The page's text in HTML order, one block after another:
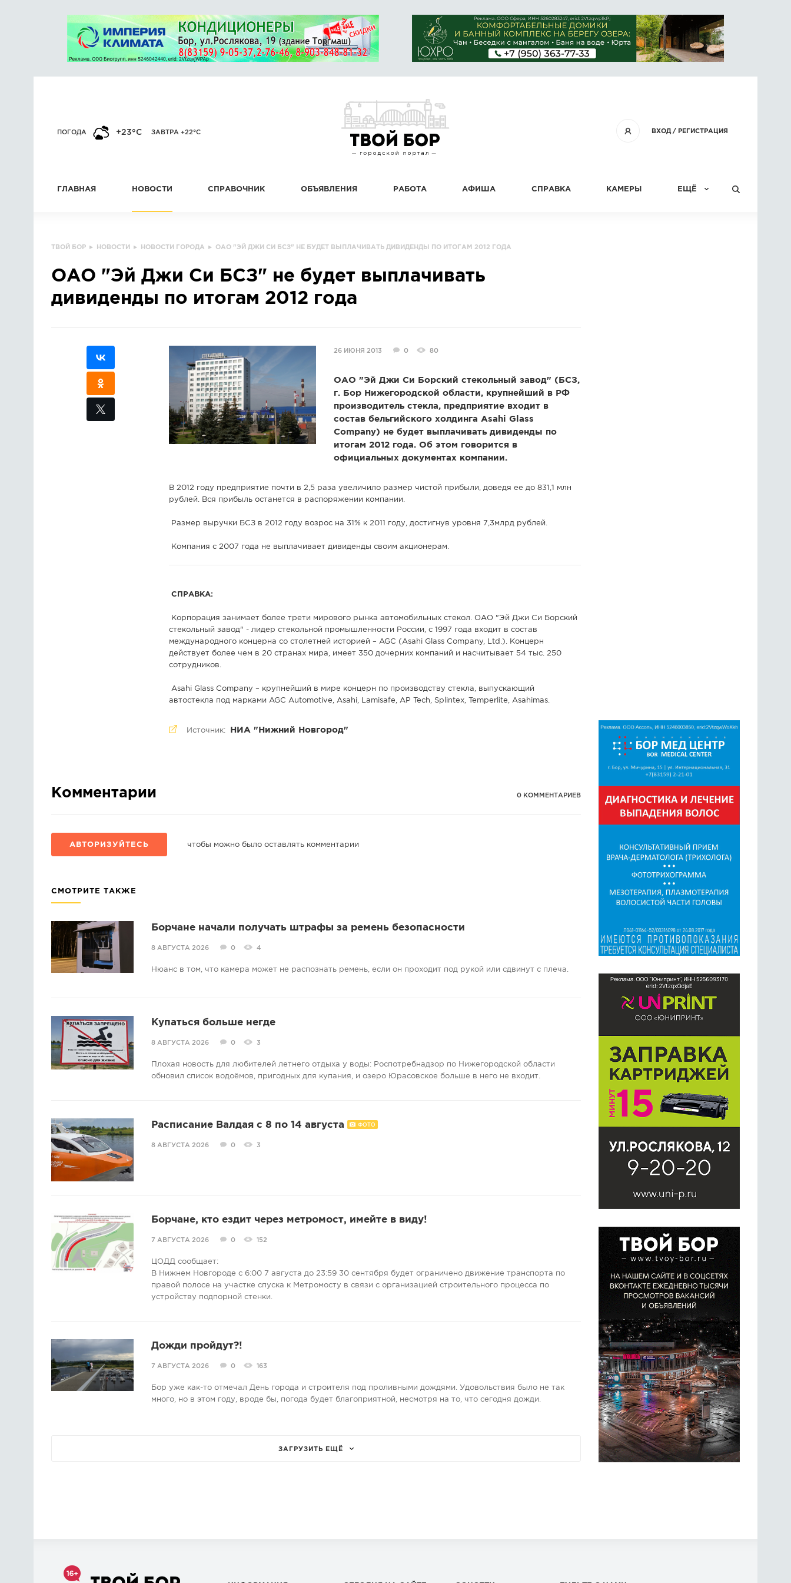
ВХОД/ РЕГИСТРАЦИЯ
ПОГОДА +23°C ЗАВТРА +22°C
ГЛАВНАЯ НОВОСТИ СПРАВОЧНИК ОБЪЯВЛЕНИЯ РАБОТА АФИША СПРАВКА КАМЕРЫ ЕЩЁ
ТВОЙ БОР ▸ НОВОСТИ ▸ НОВОСТИ ГОРОДА ▸ ОАО "ЭЙ ДЖИ СИ БСЗ" НЕ БУДЕТ ВЫПЛАЧИВАТЬ ДИВИДЕНДЫ ПО ИТОГАМ 2012 ГОДА
ОАО "Эй Джи Си БСЗ" не будет выплачивать
дивиденды по итогам 2012 года
26 ИЮНЯ 2013 0 80
ОАО "Эй Джи Си Борский стекольный завод" (БСЗ,
г. Бор Нижегородской области, крупнейший в РФ
производитель стекла, предприятие входит в
состав бельгийского холдинга Asahi Glass
Company) не будет выплачивать дивиденды по
итогам 2012 года. Об этом говорится в
официальных документах компании.
В 2012 году предприятие почти в 2,5 раза увеличило размер чистой прибыли, доведя ее до 831,1 млн
рублей. Вся прибыль останется в распоряжении компании.
Размер выручки БСЗ в 2012 году возрос на 31% к 2011 году, достигнув уровня 7,3млрд рублей.
Компания с 2007 года не выплачивает дивиденды своим акционерам.
СПРАВКА:
Корпорация занимает более трети мирового рынка автомобильных стекол. ОАО "Эй Джи Си Борский
стекольный завод" - лидер стекольной промышленности России, с 1997 года входит в состав
международного концерна со столетней историей – AGC (Asahi Glass Company, Ltd.). Концерн
действует более чем в 20 странах мира, имеет 350 дочерних компаний и насчитывает 54 тыс. 250
сотрудников.
Asahi Glass Company – крупнейший в мире концерн по производству стекла, выпускающий
автостекла под марками AGC Automotive, Asahi, Lamisafe, AP Tech, Splintex, Temperlite, Asahimas.
Источник: НИА "Нижний Новгород"
Комментарии 0 КОММЕНТАРИЕВ
АВТОРИЗУЙТЕСЬ чтобы можно было оставлять комментарии
СМОТРИТЕ ТАКЖЕ
Борчане начали получать штрафы за ремень безопасности
8 АВГУСТА 2026 0 4
Нюанс в том, что камера может не распознать ремень, если он проходит под рукой или сдвинут с плеча.
Купаться больше негде
8 АВГУСТА 2026 0 3
Плохая новость для любителей летнего отдыха у воды: Роспотребнадзор по Нижегородской области
обновил список водоёмов, пригодных для купания, и озеро Юрасовское больше в него не входит.
Расписание Валдая с 8 по 14 августа ФОТО
8 АВГУСТА 2026 0 3
Борчане, кто ездит через метромост, имейте в виду!
7 АВГУСТА 2026 0 152
ЦОДД сообщает:
В Нижнем Новгороде с 6:00 7 августа до 23:59 30 сентября будет ограничено движение транспорта по
правой полосе на участке спуска к Метромосту в связи с организацией строительного процесса по
устройству подпорной стенки.
Дожди пройдут?!
7 АВГУСТА 2026 0 163
Бор уже как-то отмечал День города и строителя под проливными дождями. Удовольствия было не так
много, но в этом году, вроде бы, погода будет благоприятной, несмотря на то, что сегодня дожди.
ЗАГРУЗИТЬ ЕЩЁ